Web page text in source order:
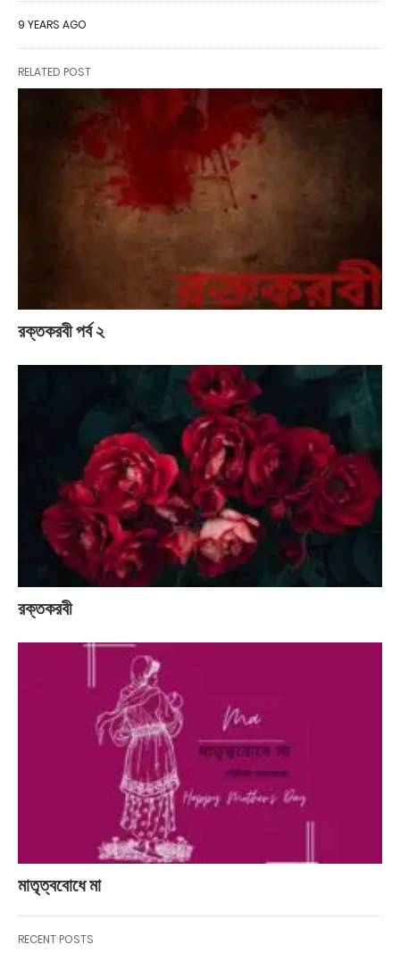
9 YEARS AGO
RELATED POST
রক্তকরবী পর্ব ২
রক্তকরবী
মাতৃত্ববোধে মা
RECENT POSTS